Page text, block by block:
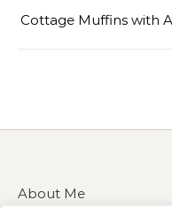
Cottage Muffins with
About Me